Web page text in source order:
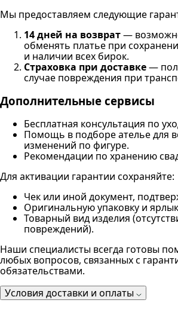
Мы предоставляем следующие
14 дней на возврат—
обменять платье при
и наличии всех бирок.
Страховка при доставке—
случае повреждения при
Дополнительные сервисы
Бесплатная консультация по
Помощь в подборе ателье для
изменений по фигуре.
Рекомендации по хранению
Для активации гарантии сохраняйте:
Чек или иной документ,
Оригинальную упаковку и
Товарный вид изделия
повреждений).
Наши специалисты всегда готовы
любых вопросов, связанных с
обязательствами.
Условия доставки и оплаты